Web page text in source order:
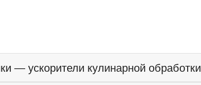
— ускорители кулинарной обработки